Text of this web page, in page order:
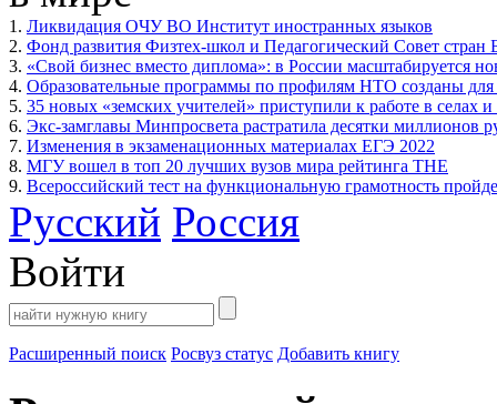
1. Ликвидация ОЧУ ВО Институт иностранных языков
2. Фонд развития Физтех-школ и Педагогический Совет
3. «Свой бизнес вместо диплома»: в России масштабируется
4. Образовательные программы по профилям НТО созданы для
5. 35 новых «земских учителей» приступили к работе в селах
6. Экс-замглавы Минпросвета растратила десятки миллионов
7. Изменения в экзаменационных материалах ЕГЭ 2022
8. МГУ вошел в топ 20 лучших вузов мира рейтинга THE
9. Всероссийский тест на функциональную грамотность
Русский Россия
Войти
Расширенный поиск Росвуз статус Добавить книгу